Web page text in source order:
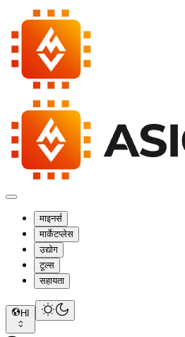
माइनर्स
मार्केटप्लेस
उद्योग
टूल्स
सहायता
HI